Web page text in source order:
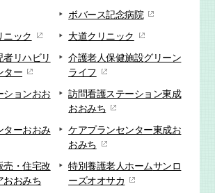
ボバース記念病院
ニック
大道クリニック
リハビリ
ター
介護老人保健施設グリーン
ライフ
ションおお
訪問看護ステーション東成
おおみち
ターおおみ
ケアプランセンター東成お
おみち
売・住宅改
おおみち
特別養護老人ホームサンロ
ーズオオサカ